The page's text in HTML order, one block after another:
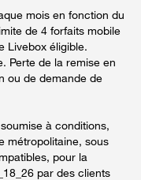
mois en fonction du
de 4 forfaits mobile
Livebox éligible.
Perte de la remise en
ou de demande de
à conditions,
métropolitaine, sous
pour la
par des clients